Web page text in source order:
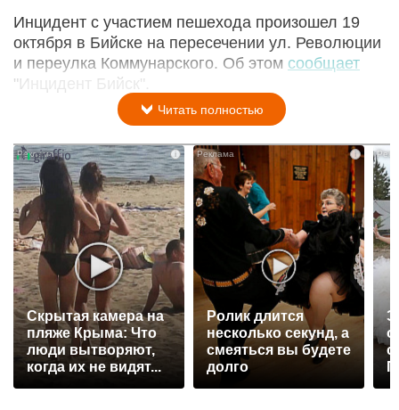
Инцидент с участием пешехода произошел 19
октября в Бийске на пересечении ул. Революции
и переулка Коммунарского. Об этом сообщает
"Инцидент Бийск".
Читать полностью
i
Скрытая камера на
пляже Крыма: Что
люди вытворяют,
когда их не видят...
Ролик длится
несколько секунд, а
смеяться вы будете
долго